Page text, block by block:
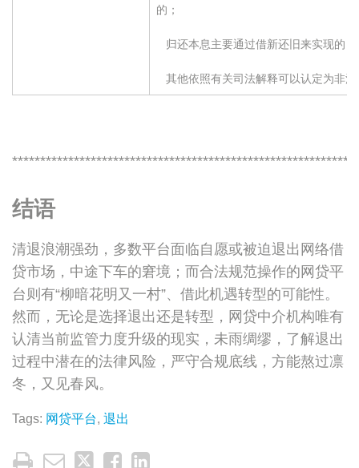
的；
 归还本息主要通过借新还旧来实现的；
 其他依照有关司法解释可以认定为非
结语
清退浪潮强劲，多数平台面临自愿或被迫退出网络借
贷市场，中途下车的窘境；而合法规范操作的网贷平
台则有“柳暗花明又一村”、借此机遇转型的可能性。
然而，无论是选择退出还是转型，网贷中介机构唯有
认清当前监管力度升级的现实，未雨绸缪，了解退出
过程中潜在的法律风险，严守合规底线，方能熬过凛
冬，又见春风。
Tags: 网贷平台, 退出